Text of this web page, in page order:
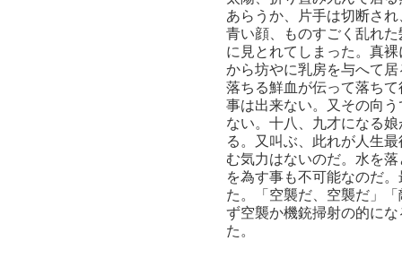
あらうか、片手は切断さ
青い顔、ものすごく乱れ
に見とれてしまった。真
から坊やに乳房を与へて
落ちる鮮血が伝って落ち
事は出来ない。又その向
ない。十八、九才になる
る。又叫ぶ、此れが人生
む気力はないのだ。水を
を為す事も不可能なのだ
た。「空襲だ、空襲だ」
ず空襲か機銃掃射の的に
た。